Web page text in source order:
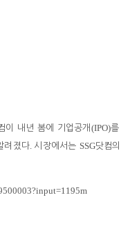
이 내년 봄에 기업공개 (IPO)를
려졌다. 시장에서는 SSG닷컴의